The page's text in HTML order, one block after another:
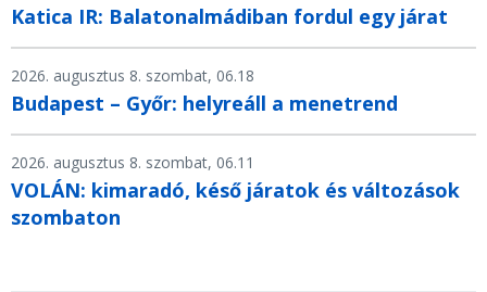
Katica IR: Balatonalmádiban fordul egy járat
2026. augusztus 8. szombat, 06.18
Budapest – Győr: helyreáll a menetrend
2026. augusztus 8. szombat, 06.11
VOLÁN: kimaradó, késő járatok és változások
szombaton